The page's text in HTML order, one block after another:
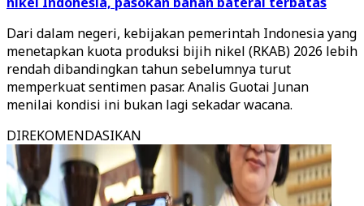
Dari dalam negeri, kebijakan pemerintah Indonesia yang
menetapkan kuota produksi bijih nikel (RKAB) 2026 lebih
rendah dibandingkan tahun sebelumnya turut
memperkuat sentimen pasar. Analis Guotai Junan
menilai kondisi ini bukan lagi sekadar wacana.
DIREKOMENDASIKAN